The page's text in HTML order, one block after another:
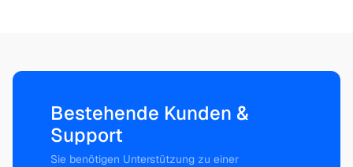
Bestehende Kunden &
Support
Sie benötigen Unterstützung zu einer